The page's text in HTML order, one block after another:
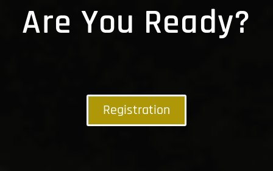
Are You Ready?
Registration